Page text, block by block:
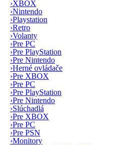
›XBOX
›Nintendo
›Playstation
›Retro
›Volanty
›Pre PC
›Pre PlayStation
›Pre Nintendo
›Herné ovládače
›Pre XBOX
›Pre PC
›Pre PlayStation
›Pre Nintendo
›Slúchadlá
›Pre XBOX
›Pre PC
›Pre PSN
›Monitory